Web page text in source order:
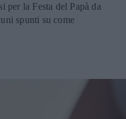
per la Festa del Papà da
spunti su come